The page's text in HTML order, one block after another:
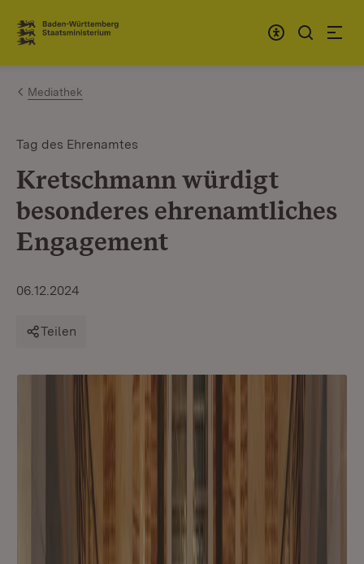
Zum Inhalt springen
Link zur Startseite
Mediathek
Tag des Ehrenamtes
Kretschmann würdigt
besonderes ehrenamtliches
Engagement
06.12.2024
Teilen